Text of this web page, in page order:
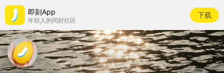
即刻App
年轻人的同好社区
下载